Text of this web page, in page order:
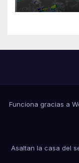
Funciona gracias a
Asaltan la casa del